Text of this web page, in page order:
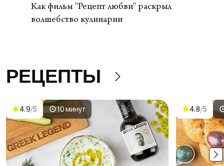
Как фильм "Рецепт любви" раскрыл
волшебство кулинарии
РЕЦЕПТЫ
4.9/5 10 минут 4.8/5